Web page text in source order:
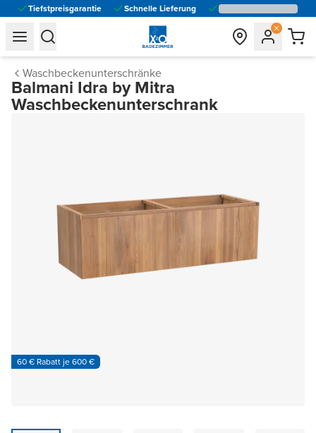
Tiefstpreisgarantie Schnelle Lieferung
general.navigation.toggle_menu.label
general.navigation.toggle_menu.label
Waschbeckenunterschränke
Balmani Idra by Mitra
Waschbeckenunterschrank
60 € Rabatt je 600 €